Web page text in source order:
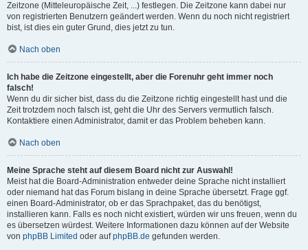
Zeitzone (Mitteleuropäische Zeit, ...) festlegen. Die Zeitzone kann dabei nur
von registrierten Benutzern geändert werden. Wenn du noch nicht registriert
bist, ist dies ein guter Grund, dies jetzt zu tun.
Nach oben
Ich habe die Zeitzone eingestellt, aber die Forenuhr geht immer noch
falsch!
Wenn du dir sicher bist, dass du die Zeitzone richtig eingestellt hast und die
Zeit trotzdem noch falsch ist, geht die Uhr des Servers vermutlich falsch.
Kontaktiere einen Administrator, damit er das Problem beheben kann.
Nach oben
Meine Sprache steht auf diesem Board nicht zur Auswahl!
Meist hat die Board-Administration entweder deine Sprache nicht installiert
oder niemand hat das Forum bislang in deine Sprache übersetzt. Frage ggf.
einen Board-Administrator, ob er das Sprachpaket, das du benötigst,
installieren kann. Falls es noch nicht existiert, würden wir uns freuen, wenn du
es übersetzen würdest. Weitere Informationen dazu können auf der Website
von phpBB Limited oder aufphpBB.de gefunden werden.